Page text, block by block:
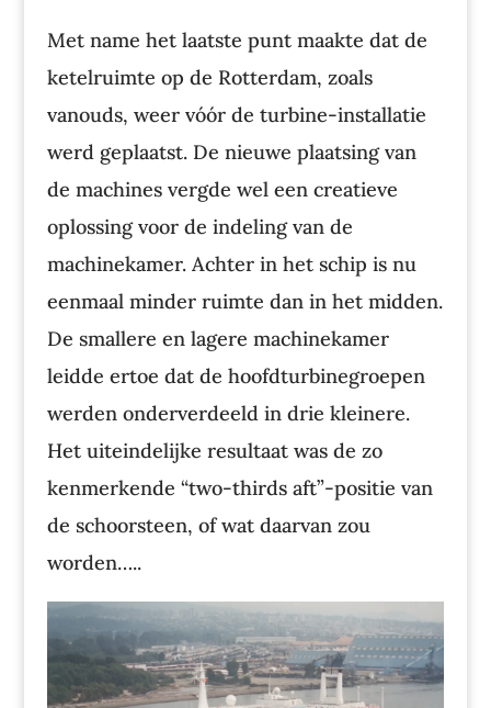
Met name het laatste punt maakte dat de
ketelruimte op de Rotterdam, zoals
vanouds, weer vóór de turbine-installatie
werd geplaatst. De nieuwe plaatsing van
de machines vergde wel een creatieve
oplossing voor de indeling van de
machinekamer. Achter in het schip is nu
eenmaal minder ruimte dan in het midden.
De smallere en lagere machinekamer
leidde ertoe dat de hoofdturbinegroepen
werden onderverdeeld in drie kleinere.
Het uiteindelijke resultaat was de zo
kenmerkende “two-thirds aft”-positie van
de schoorsteen, of wat daarvan zou
worden…..